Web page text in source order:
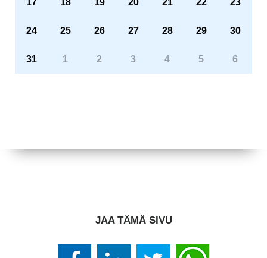
17 18 19 20 21 22 23
24 25 26 27 28 29 30
31 1 2 3 4 5 6
JAA TÄMÄ SIVU